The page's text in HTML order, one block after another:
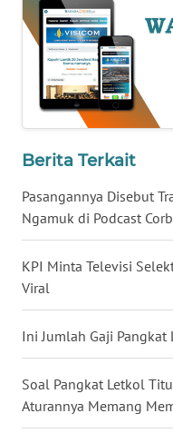
Berita Terkait
Pasangannya Disebut
Ngamuk di Podcast
KPI Minta Televisi
Viral
Ini Jumlah Gaji
Soal Pangkat Letkol
Aturannya Memang
WN
SERAMBI
WN
JAMBI
WN
SULBAR
WN